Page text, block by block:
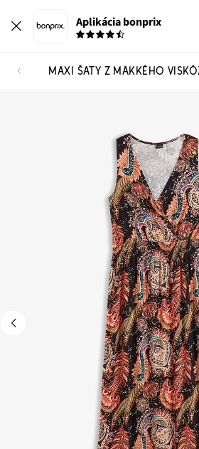
Aplikácia bonprix
MAXI ŠATY Z MÄKKÉHO